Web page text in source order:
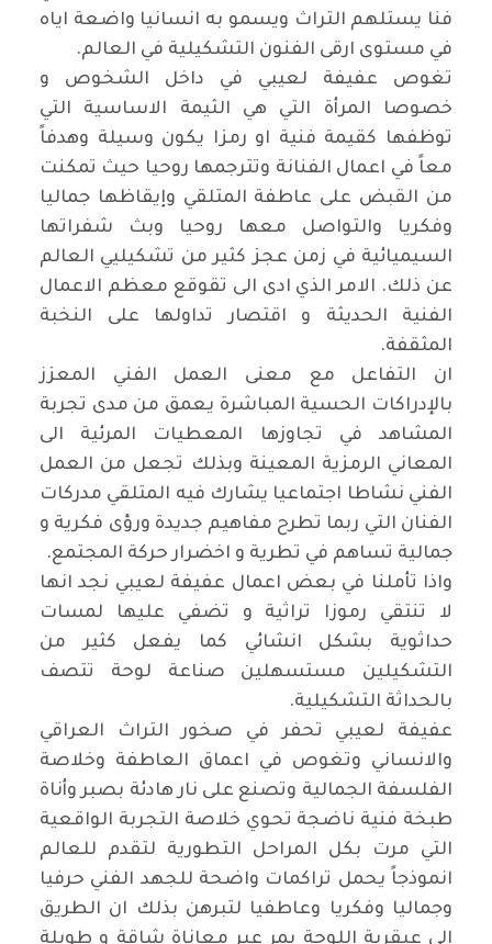
فنا يستلهم التراث ويسمو به انسانيا واضعة اياه
في مستوى ارقى الفنون التشكيلية في العالم.
تغوص عفيفة لعيبي في داخل الشخوص و
خصوصا المرأة التي هي الثيمة الاساسية التي
توظفها كقيمة فنية او رمزا يكون وسيلة وهدفاً
معاً في اعمال الفنانة وتترجمها روحيا حيث تمكنت
من القبض على عاطفة المتلقي وإيقاظها جماليا
وفكريا والتواصل معها روحيا وبث شفراتها
السيميائية في زمن عجز كثير من تشكيليي العالم
عن ذلك. الامر الذي ادى الى تقوقع معظم الاعمال
الفنية الحديثة و اقتصار تداولها على النخبة
المثقفة.
ان التفاعل مع معنى العمل الفني المعزز
بالإدراكات الحسية المباشرة يعمق من مدى تجربة
المشاهد في تجاوزها المعطيات المرئية الى
المعاني الرمزية المعينة وبذلك تجعل من العمل
الفني نشاطا اجتماعيا يشارك فيه المتلقي مدركات
الفنان التي ربما تطرح مفاهيم جديدة ورؤى فكرية و
جمالية تساهم في تطرية و اخضرار حركة المجتمع.
واذا تأملنا في بعض اعمال عفيفة لعيبي نجد انها
لا تنتقي رموزا تراثية و تضفي عليها لمسات
حداثوية بشكل انشائي كما يفعل كثير من
التشكيلين مستسهلين صناعة لوحة تتصف
بالحداثة التشكيلية.
عفيفة لعيبي تحفر في صخور التراث العراقي
والانساني وتغوص في اعماق العاطفة وخلاصة
الفلسفة الجمالية وتصنع على نار هادئة بصبر وأناة
طبخة فنية ناضجة تحوي خلاصة التجربة الواقعية
التي مرت بكل المراحل التطورية لتقدم للعالم
انموذجاً يحمل تراكمات واضحة للجهد الفني حرفيا
وجماليا وفكريا وعاطفيا لتبرهن بذلك ان الطريق
الى عبقرية اللوحة يمر عبر معاناة شاقة و طويلة